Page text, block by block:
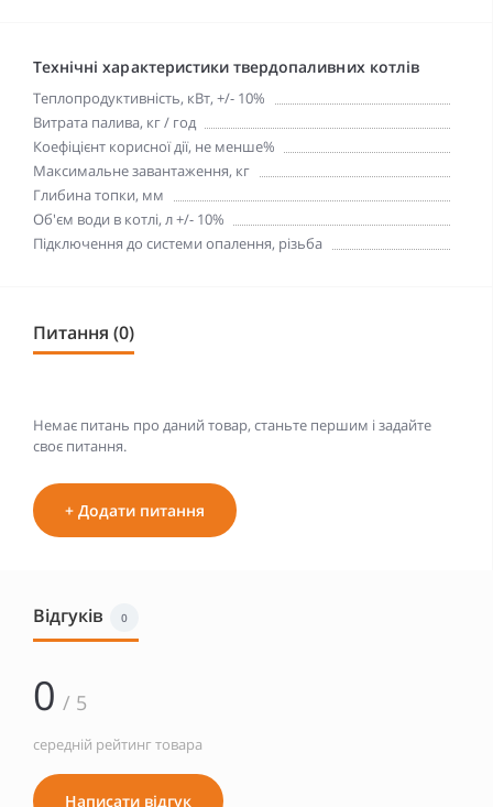
Технічні характеристики твердопаливних котлів
Теплопродуктивність, кВт, +/- 10%
Витрата палива, кг / год
Коефіцієнт корисної дії, не менше%
Максимальне завантаження, кг
Глибина топки, мм
Об'єм води в котлі, л +/- 10%
Підключення до системи опалення, різьба
Питання (0)
Немає питань про даний товар, станьте першим і задайте
своє питання.
+ Додати питання
Відгуків 0
0 / 5
середній рейтинг товара
Написати відгук